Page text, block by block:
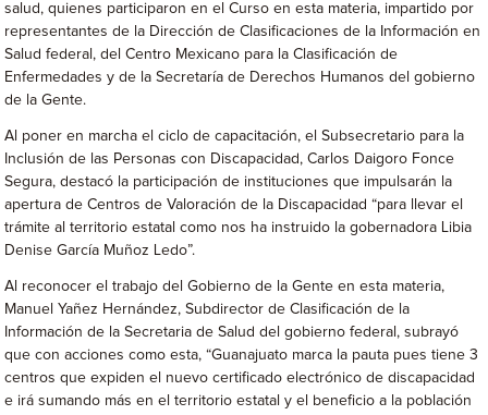
salud, quienes participaron en el Curso en esta materia, impartido por
representantes de la Dirección de Clasificaciones de la Información en
Salud federal, del Centro Mexicano para la Clasificación de
Enfermedades y de la Secretaría de Derechos Humanos del gobierno
de la Gente.
Al poner en marcha el ciclo de capacitación, el Subsecretario para la
Inclusión de las Personas con Discapacidad, Carlos Daigoro Fonce
Segura, destacó la participación de instituciones que impulsarán la
apertura de Centros de Valoración de la Discapacidad “para llevar el
trámite al territorio estatal como nos ha instruido la gobernadora Libia
Denise García Muñoz Ledo”.
Al reconocer el trabajo del Gobierno de la Gente en esta materia,
Manuel Yañez Hernández, Subdirector de Clasificación de la
Información de la Secretaria de Salud del gobierno federal, subrayó
que con acciones como esta, “Guanajuato marca la pauta pues tiene 3
centros que expiden el nuevo certificado electrónico de discapacidad
e irá sumando más en el territorio estatal y el beneficio a la población